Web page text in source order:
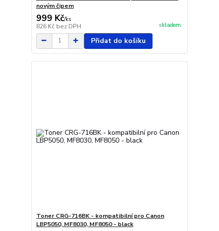
novým čipem
999 Kč/ks
826 Kč bez DPH skladem
Přidat do košíku
Toner CRG-716BK - kompatibilní pro Canon
LBP5050, MF8030, MF8050 - black